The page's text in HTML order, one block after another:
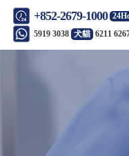
+852-2679-1000
5919 3038 犬貓 6211